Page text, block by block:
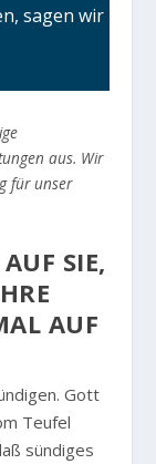
sagen wir
aus. Wir
für unser
SIE,
AUF
Gott
Teufel
sündiges